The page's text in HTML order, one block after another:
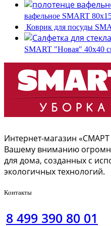
вафельное SMART
Коврик для посуды
SMART "Новая" 40х40
Интернет-магазин
Вашему вниманию
для дома, созданных с
экологичных технологий.
Контакты
8 499 390 80 01